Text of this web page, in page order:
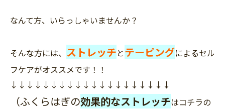
なんて方、いらっしゃいませんか？
そんな方には、 ストレッチとテーピングによるセル
フケアがオススメです！！
↓↓↓↓↓↓↓↓↓↓↓↓↓↓↓↓↓↓↓↓
（ふくらはぎの効果的なストレッチはコチラの